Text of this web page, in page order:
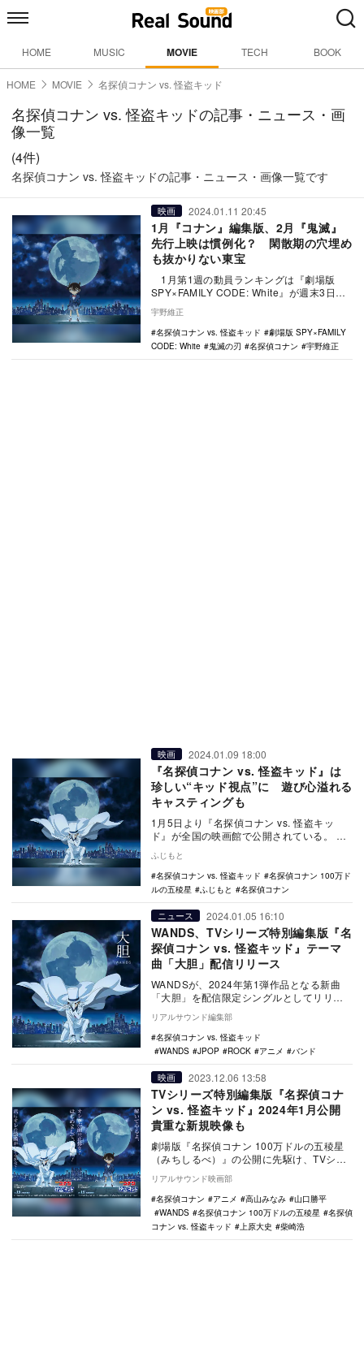
HOME MUSIC MOVIE TECH BOOK
HOME MOVIE 名探偵コナン vs. 怪盗キッド
名探偵コナン vs. 怪盗キッドの記事・ニュース・画
像一覧
(4件)
名探偵コナン vs. 怪盗キッドの記事・ニュース・画像一覧です
映画 2024.01.11 20:45
1月『コナン』編集版、2月『鬼滅』
先行上映は慣例化？ 閑散期の穴埋め
も抜かりない東宝
1月第1週の動員ランキングは『劇場版
SPY×FAMILY CODE: White』が週末3日間
で動員39万9000人、興…
宇野維正
名探偵コナン vs. 怪盗キッド
劇場版 SPY×FAMILY
CODE: White
鬼滅の刃 名探偵コナン 宇野維正
映画 2024.01.09 18:00
『名探偵コナン vs. 怪盗キッド』は
珍しい“キッド視点”に 遊び心溢れる
キャスティングも
1月5日より『名探偵コナン vs. 怪盗キッ
ド』が全国の映画館で公開されている。
ふじもと
名探偵コナン vs. 怪盗キッド
名探偵コナン 100万ド
ルの五稜星
ふじもと 名探偵コナン
ニュース 2024.01.05 16:10
WANDS、TVシリーズ特別編集版『名
探偵コナン vs. 怪盗キッド』テーマ
曲「大胆」配信リリース
WANDSが、2024年第1弾作品となる新曲
「大胆」を配信限定シングルとしてリリー
スした。 今作は、本日劇場公開となった
TV…
リアルサウンド編集部
名探偵コナン vs. 怪盗キッド
WANDS
JPOP ROCK アニメ バンド
映画 2023.12.06 13:58
TVシリーズ特別編集版『名探偵コナ
ン vs. 怪盗キッド』2024年1月公開
貴重な新規映像も
劇場版『名探偵コナン 100万ドルの五稜星
（みちしるべ）』の公開に先駆け、TVシリ
ーズ 特別編集版『名探偵コナン vs. 怪盗
キ…
リアルサウンド映画部
名探偵コナン
アニメ 高山みなみ
山口勝平
WANDS
名探偵コナン 100万ドルの五稜星
名探偵
コナン vs. 怪盗キッド
上原大史 柴崎浩